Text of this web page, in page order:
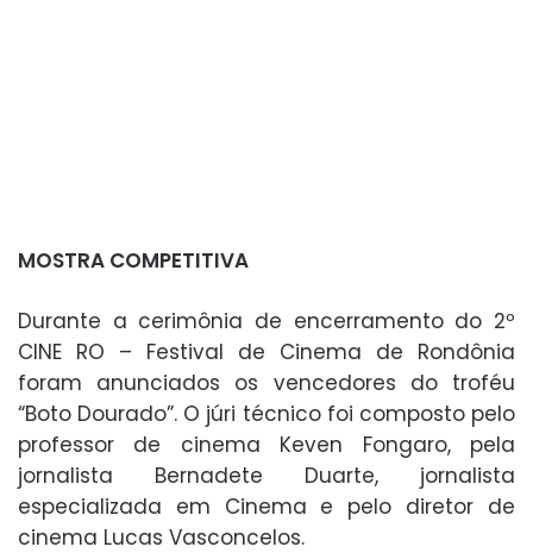
MOSTRA COMPETITIVA
Durante a cerimônia de encerramento do 2º
CINE RO – Festival de Cinema de Rondônia
foram anunciados os vencedores do troféu
“Boto Dourado”. O júri técnico foi composto pelo
professor de cinema Keven Fongaro, pela
jornalista Bernadete Duarte, jornalista
especializada em Cinema e pelo diretor de
cinema Lucas Vasconcelos.